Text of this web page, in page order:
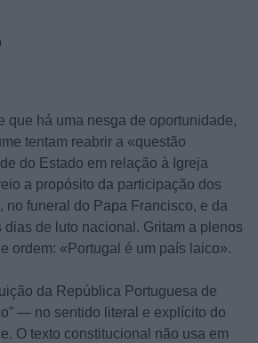
que há uma nesga de oportunidade,
tentam reabrir a «questão
do Estado em relação à Igreja
a propósito da participação dos
no funeral do Papa Francisco, e da
dias de luto nacional. Gritam a plenos
ordem: «Portugal é um país laico».
da República Portuguesa de
— no sentido literal e explícito do
O texto constitucional não usa em